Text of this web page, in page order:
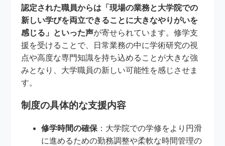
認定された職員からは「現場の業務と大学院での
新しい学びを両立できることに大きなやりがいを
感じる」といった声が寄せられています。修学支
援を受けることで、日常業務の中に学術研究の視
点や高度な専門知識を持ち込めることが大きな強
みとなり、大学職員の新しい可能性を感じさせま
す。
制度の具体的な支援内容
修学時間の確保 ：大学院での学修をより円滑
に進めるための勤務調整や柔軟な時間管理の